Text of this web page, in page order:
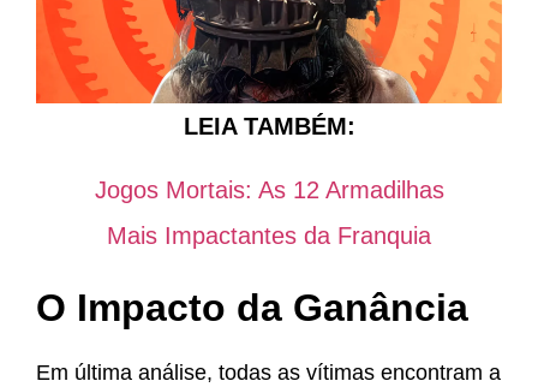
LEIA TAMBÉM:
Jogos Mortais: As 12 Armadilhas
Mais Impactantes da Franquia
O Impacto da Ganância
Em última análise, todas as vítimas encontram a